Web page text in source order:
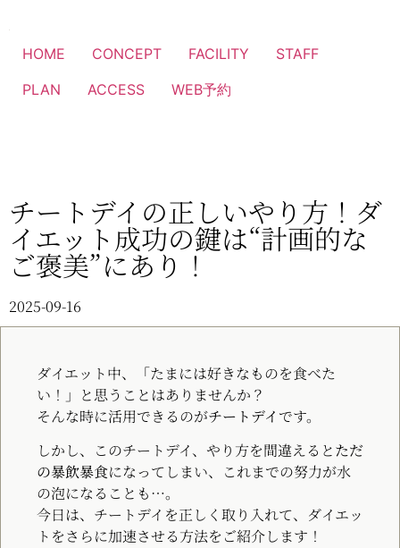
HOME CONCEPT FACILITY
STAFF
PLAN
ACCESS WEB予約
チートデイの正しいやり方！ダ
イエット成功の鍵は“計画的な
ご褒美”にあり！
2025-09-16
ダイエット中、「たまには好きなものを食べた
い！」と思うことはありませんか？
そんな時に活用できるのがチートデイ です。
しかし、このチートデイ、やり方を間違えるとただ
の暴飲暴食になってしまい、これまでの努力が水
の泡になることも…。
今日は、チートデイを正しく取り入れて、ダイエッ
トをさらに加速させる方法をご紹介します！